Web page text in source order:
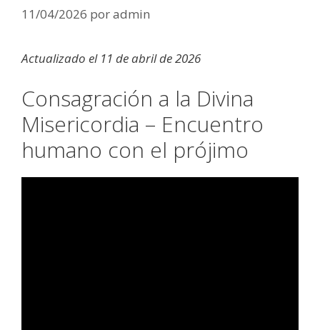
11/04/2026 poradmin
Actualizado el 11 de abril de 2026
Consagración a la Divina
Misericordia – Encuentro
humano con el prójimo